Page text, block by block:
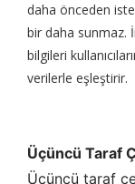
daha önceden
bir daha sunmaz.
bilgileri
verilerle eşleştirir.
Üçüncü Taraf
Üçüncü taraf